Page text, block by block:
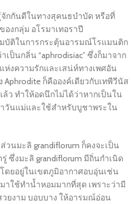
กกันดีในทางสุคนธบำบัด หรือที่
งกลุ่ม อโรมาเทอราปี
บัติในการกระตุ้นอารมณ์โรแมนติก
เป็นกลิ่น “aphrodisiac” ซึ่งก็มาจาก
ห่งความรักและเสน่ห์ทางเพศอัน
ก็คือองค์เดียวกับเทพีวีนัส
ทำให้อดนึกไม่ได้ว่าหากเป็นใน
วันแม่และใช้สำหรับบูชาพระใน
นมะลิ grandiflorum ก็คงจะเป็น
ซึ่งมะลิ grandiflorum มีถิ่นกำเนิด
ดยอยู่ในเขตภูมิอากาศอบอุ่นเช่น
าใช้ทำน้ำหอมมากที่สุด เพราะว่ามี
ยงาม บอบบาง ให้อารมณ์อ่อน